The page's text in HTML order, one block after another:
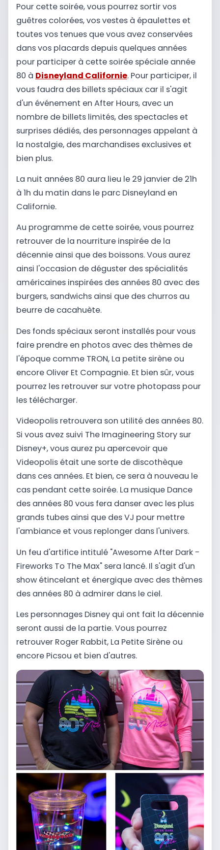
Pour cette soirée, vous pourrez sortir vos
guêtres colorées, vos vestes à épaulettes et
toutes vos tenues que vous avez conservées
dans vos placards depuis quelques années
pour participer à cette soirée spéciale année
80 à Disneyland Californie. Pour participer, il
vous faudra des billets spéciaux car il s'agit
d'un événement en After Hours, avec un
nombre de billets limités, des spectacles et
surprises dédiés, des personnages appelant à
la nostalgie, des marchandises exclusives et
bien plus.
La nuit années 80 aura lieu le 29 janvier de 21h
à 1h du matin dans le parc Disneyland en
Californie.
Au programme de cette soirée, vous pourrez
retrouver de la nourriture inspirée de la
décennie ainsi que des boissons. Vous aurez
ainsi l'occasion de déguster des spécialités
américaines inspirées des années 80 avec des
burgers, sandwichs ainsi que des churros au
beurre de cacahuète.
Des fonds spéciaux seront installés pour vous
faire prendre en photos avec des thèmes de
l'époque comme TRON, La petite sirène ou
encore Oliver Et Compagnie. Et bien sûr, vous
pourrez les retrouver sur votre photopass pour
les télécharger.
Videopolis retrouvera son utilité des années 80.
Si vous avez suivi The Imagineering Story sur
Disney+, vous aurez pu apercevoir que
Videopolis était une sorte de discothèque
dans ces années. Et bien, ce sera à nouveau le
cas pendant cette soirée. La musique Dance
des années 80 vous fera danser avec les plus
grands tubes ainsi que des VJ pour mettre
l'ambiance et vous replonger dans l'univers.
Un feu d'artifice intitulé "Awesome After Dark -
Fireworks To The Max" sera lancé. Il s'agit d'un
show étincelant et énergique avec des thèmes
des années 80 à admirer dans le ciel.
Les personnages Disney qui ont fait la décennie
seront aussi de la partie. Vous pourrez
retrouver Roger Rabbit, La Petite Sirène ou
encore Picsou et bien d'autres.